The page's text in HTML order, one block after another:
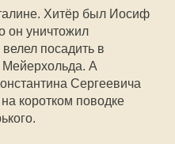
Хитёр был Иосиф
он уничтожил
посадить в
Мейерхольда. А
Сергеевича
коротком поводке